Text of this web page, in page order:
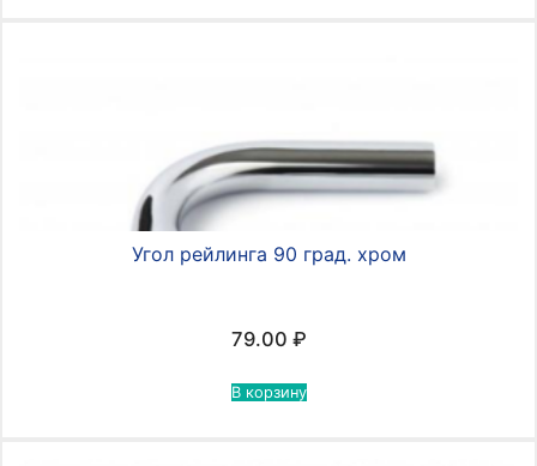
Угол рейлинга 90 град. хром
79.00 ₽
В корзину